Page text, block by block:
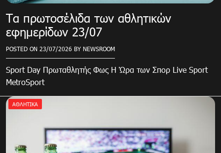
Τα πρωτοσέλιδα των αθλητικών
εφημερίδων 23/07
POSTED ON 23/07/2026 BY NEWSROOM
Sport Day Πρωταθλητής Φως Η Ώρα των Σπορ Live Sport
MetroSport
ΑΘΛΗΤΙΚΑ